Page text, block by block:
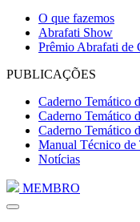
O que fazemos
Abrafati Show
Prêmio Abrafati de
PUBLICAÇÕES
Caderno Temático
Caderno Temático
Caderno Temático
Manual Técnico de
Notícias
MEMBRO